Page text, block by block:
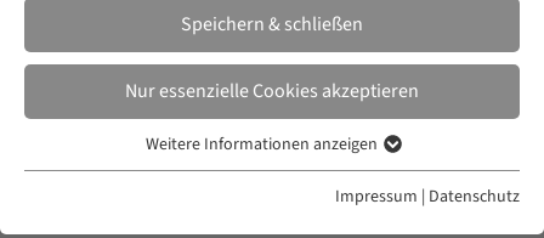
Di/Visions: Kultur und Politik des
Nahen Ostens
Wallstein Verlag, Göttingen, 2009
Speichern & schließen
Nur essenzielle Cookies akzeptieren
Essenzielle Cookies werden für grundlegende Funktionen der
Weitere Informationen anzeigen
Impressum | Datenschutz